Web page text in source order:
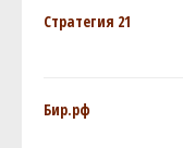
Стратегия 21
Бир.рф